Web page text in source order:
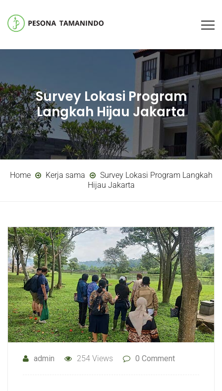
Survey Lokasi Program
Langkah Hijau Jakarta
Home Kerja sama
Survey Lokasi Program Langkah
Hijau Jakarta
admin 254 Views 0 Comment